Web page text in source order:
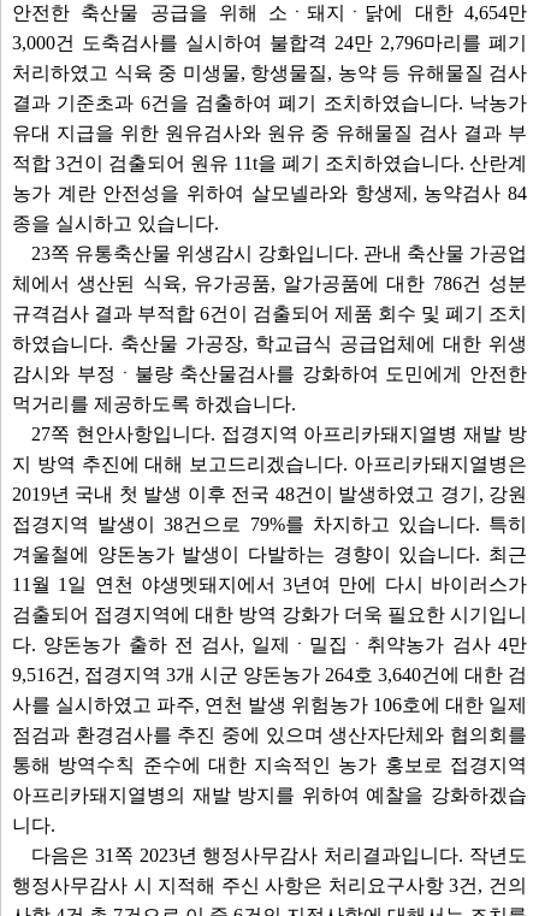
안전한 축산물 공급을 위해 소ㆍ돼지ㆍ닭에 대한 4,654만
3,000건 도축검사를 실시하여 불합격 24만 2,796마리를 폐기
처리하였고 식육 중 미생물, 항생물질, 농약 등 유해물질 검사
결과 기준초과 6건을 검출하여 폐기 조치하였습니다. 낙농가
유대 지급을 위한 원유검사와 원유 중 유해물질 검사 결과 부
적합 3건이 검출되어 원유 11t을 폐기 조치하였습니다. 산란계
농가 계란 안전성을 위하여 살모넬라와 항생제, 농약검사 84
종을 실시하고 있습니다.
23쪽 유통축산물 위생감시 강화입니다. 관내 축산물 가공업
체에서 생산된 식육, 유가공품, 알가공품에 대한 786건 성분
규격검사 결과 부적합 6건이 검출되어 제품 회수 및 폐기 조치
하였습니다. 축산물 가공장, 학교급식 공급업체에 대한 위생
감시와 부정ㆍ불량 축산물검사를 강화하여 도민에게 안전한
먹거리를 제공하도록 하겠습니다.
27쪽 현안사항입니다. 접경지역 아프리카돼지열병 재발 방
지 방역 추진에 대해 보고드리겠습니다. 아프리카돼지열병은
2019년 국내 첫 발생 이후 전국 48건이 발생하였고 경기, 강원
접경지역 발생이 38건으로 79%를 차지하고 있습니다. 특히
겨울철에 양돈농가 발생이 다발하는 경향이 있습니다. 최근
11월 1일 연천 야생멧돼지에서 3년여 만에 다시 바이러스가
검출되어 접경지역에 대한 방역 강화가 더욱 필요한 시기입니
다. 양돈농가 출하 전 검사, 일제ㆍ밀집ㆍ취약농가 검사 4만
9,516건, 접경지역 3개 시군 양돈농가 264호 3,640건에 대한 검
사를 실시하였고 파주, 연천 발생 위험농가 106호에 대한 일제
점검과 환경검사를 추진 중에 있으며 생산자단체와 협의회를
통해 방역수칙 준수에 대한 지속적인 농가 홍보로 접경지역
아프리카돼지열병의 재발 방지를 위하여 예찰을 강화하겠습
니다.
다음은 31쪽 2023년 행정사무감사 처리결과입니다. 작년도
행정사무감사 시 지적해 주신 사항은 처리요구사항 3건, 건의